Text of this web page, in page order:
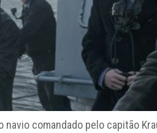
navio comandado pelo capitão